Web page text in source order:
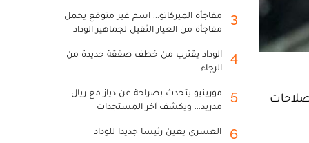
3
مفاجأة الميركاتو... اسم غير متوقع يحمل
مفاجأة من العيار الثقيل لجماهير الوداد
4
الوداد يقترب من خطف صفقة جديدة من
الرجاء
5
مورينيو يتحدث بصراحة عن دياز مع ريال
مدريد... ويكشف آخر المستجدات
6 العسري يعين رئيسا جديدا للوداد